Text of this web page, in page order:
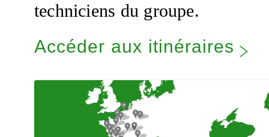
techniciens du groupe.
Accéder aux itinéraires